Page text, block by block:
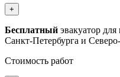
+
Бесплатный эвакуатор
Санкт-Петербурга и
Стоимость работ